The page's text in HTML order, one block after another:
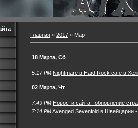
Главная » 2017 » Март
18 Марта, Сб
5:17 PM Nightmare в Hard Rock cafe в
02 Марта, Чт
7:49 PM Новости сайта - обновление
7:14 PMAvenged Sevenfold в Швейцарии